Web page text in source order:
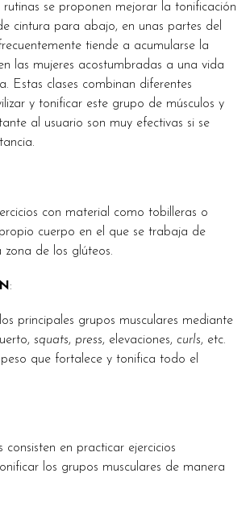
rutinas se proponen mejorar la tonificación
cintura para abajo, en unas partes del
tiende a acumularse la
las mujeres acostumbradas a una vida
Estas clases combinan diferentes
y tonificar este grupo de músculos y
al usuario son muy efectivas si se
con material como tobilleras o
cuerpo en el que se trabaja de
de los glúteos.
:
principales grupos musculares mediante
squats, press, elevaciones, curls, etc.
que fortalece y tonifica todo el
consisten en practicar ejercicios
los grupos musculares de manera